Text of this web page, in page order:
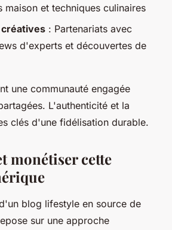
maison et techniques culinaires
: Partenariats avec
d'experts et découvertes de
une communauté engagée
L'authenticité et la
clés d'une fidélisation durable.
monétiser cette
blog lifestyle en source de
sur une approche